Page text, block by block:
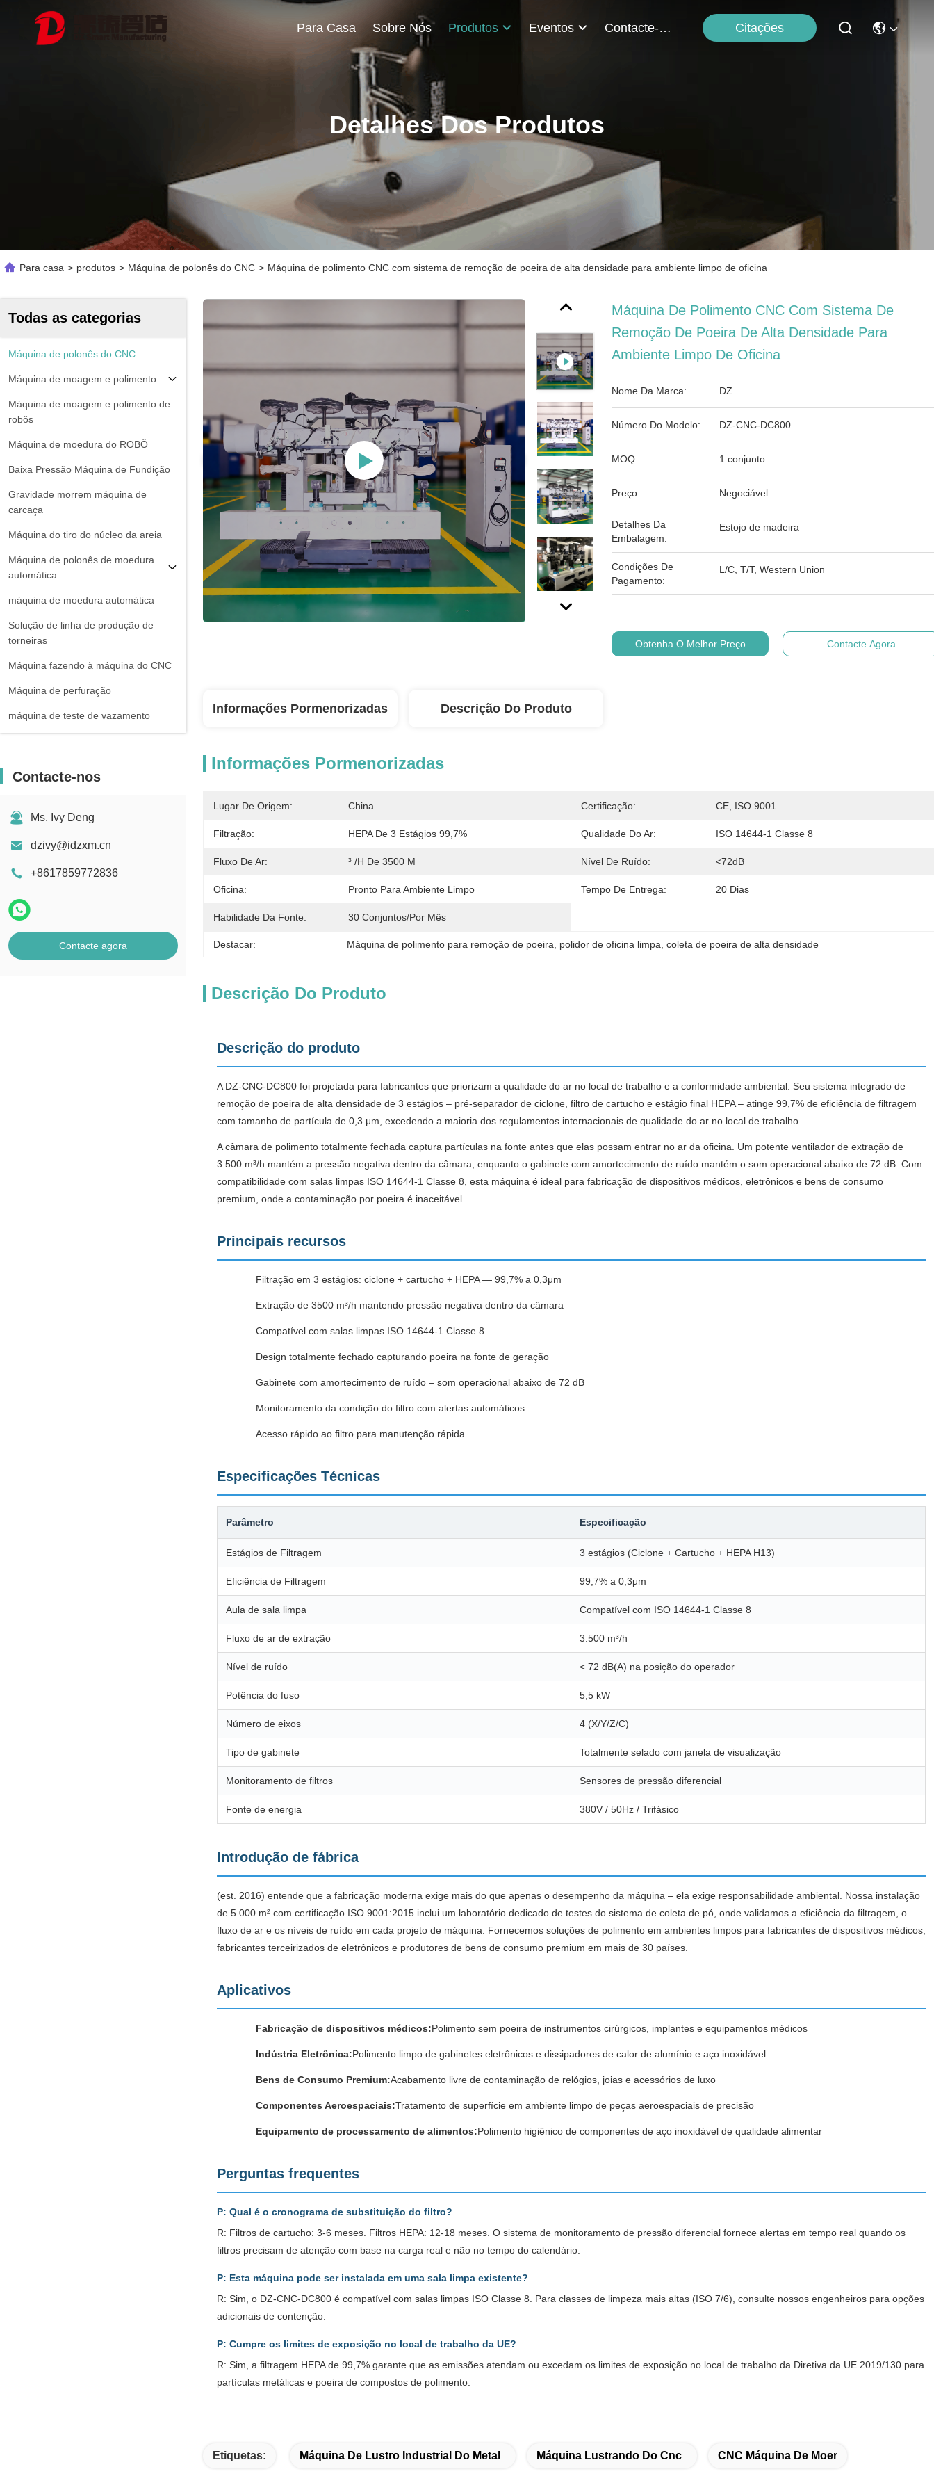
Para Casa Sobre Nós Produtos Eventos Contacte-Nos Citações
Detalhes Dos Produtos
Para casa > produtos > Máquina de polonês do CNC > Máquina de polimento CNC com sistema de remoção de poeira de alta densidade para ambiente limpo de oficina
Todas as categorias
Máquina de polonês do CNC
Máquina de moagem e polimento
Máquina de moagem e polimento de
robôs
Máquina de moedura do ROBÔ
Baixa Pressão Máquina de Fundição
Gravidade morrem máquina de
carcaça
Máquina do tiro do núcleo da areia
Máquina de polonês de moedura
automática
máquina de moedura automática
Solução de linha de produção de
torneiras
Máquina fazendo à máquina do CNC
Máquina de perfuração
máquina de teste de vazamento
Contacte-nos
Ms. Ivy Deng
dzivy@idzxm.cn
+8617859772836
Contacte agora
Máquina De Polimento CNC Com Sistema De
Remoção De Poeira De Alta Densidade Para
Ambiente Limpo De Oficina
Nome Da Marca: DZ
Número Do Modelo: DZ-CNC-DC800
MOQ: 1 conjunto
Preço: Negociável
Detalhes Da
Embalagem:
Estojo de madeira
Condições De
Pagamento:
L/C, T/T, Western Union
Obtenha O Melhor Preço Contacte Agora
Informações Pormenorizadas Descrição Do Produto
Informações Pormenorizadas
Lugar De Origem: China Certificação: CE, ISO 9001
Filtração: HEPA De 3 Estágios 99,7% Qualidade Do Ar: ISO 14644-1 Classe 8
Fluxo De Ar: ³ /h De 3500 M Nível De Ruído: <72dB
Oficina: Pronto Para Ambiente Limpo Tempo De Entrega: 20 Dias
Habilidade Da Fonte: 30 Conjuntos/por Mês
Destacar: Máquina de polimento para remoção de poeira polidor de oficina limpa , coleta de poeira de alta densidade
Descrição Do Produto
Descrição do produto
A DZ-CNC-DC800 foi projetada para fabricantes que priorizam a qualidade do ar no local de trabalho e a conformidade ambiental. Seu sistema integrado de
remoção de poeira de alta densidade de 3 estágios – pré-separador de ciclone, filtro de cartucho e estágio final HEPA – atinge 99,7% de eficiência de filtragem
com tamanho de partícula de 0,3 μm, excedendo a maioria dos regulamentos internacionais de qualidade do ar no local de trabalho.
A câmara de polimento totalmente fechada captura partículas na fonte antes que elas possam entrar no ar da oficina. Um potente ventilador de extração de
3.500 m³/h mantém a pressão negativa dentro da câmara, enquanto o gabinete com amortecimento de ruído mantém o som operacional abaixo de 72 dB. Com
compatibilidade com salas limpas ISO 14644-1 Classe 8, esta máquina é ideal para fabricação de dispositivos médicos, eletrônicos e bens de consumo
premium, onde a contaminação por poeira é inaceitável.
Principais recursos
Filtração em 3 estágios: ciclone + cartucho + HEPA — 99,7% a 0,3μm
Extração de 3500 m³/h mantendo pressão negativa dentro da câmara
Compatível com salas limpas ISO 14644-1 Classe 8
Design totalmente fechado capturando poeira na fonte de geração
Gabinete com amortecimento de ruído – som operacional abaixo de 72 dB
Monitoramento da condição do filtro com alertas automáticos
Acesso rápido ao filtro para manutenção rápida
Especificações Técnicas
Parâmetro Especificação
Estágios de Filtragem 3 estágios (Ciclone + Cartucho + HEPA H13)
Eficiência de Filtragem 99,7% a 0,3μm
Aula de sala limpa Compatível com ISO 14644-1 Classe 8
Fluxo de ar de extração 3.500 m³/h
Nível de ruído < 72 dB(A) na posição do operador
Potência do fuso 5,5 kW
Número de eixos 4 (X/Y/Z/C)
Tipo de gabinete Totalmente selado com janela de visualização
Monitoramento de filtros Sensores de pressão diferencial
Fonte de energia 380V / 50Hz / Trifásico
Introdução de fábrica
(est. 2016) entende que a fabricação moderna exige mais do que apenas o desempenho da máquina – ela exige responsabilidade ambiental. Nossa instalação
de 5.000 m² com certificação ISO 9001:2015 inclui um laboratório dedicado de testes do sistema de coleta de pó, onde validamos a eficiência da filtragem, o
fluxo de ar e os níveis de ruído em cada projeto de máquina. Fornecemos soluções de polimento em ambientes limpos para fabricantes de dispositivos médicos,
fabricantes terceirizados de eletrônicos e produtores de bens de consumo premium em mais de 30 países.
Aplicativos
Fabricação de dispositivos médicos:Polimento sem poeira de instrumentos cirúrgicos, implantes e equipamentos médicos
Indústria Eletrônica:Polimento limpo de gabinetes eletrônicos e dissipadores de calor de alumínio e aço inoxidável
Bens de Consumo Premium:Acabamento livre de contaminação de relógios, joias e acessórios de luxo
Componentes Aeroespaciais:Tratamento de superfície em ambiente limpo de peças aeroespaciais de precisão
Equipamento de processamento de alimentos:Polimento higiênico de componentes de aço inoxidável de qualidade alimentar
Perguntas frequentes
P: Qual é o cronograma de substituição do filtro?
R: Filtros de cartucho: 3-6 meses. Filtros HEPA: 12-18 meses. O sistema de monitoramento de pressão diferencial fornece alertas em tempo real quando os
filtros precisam de atenção com base na carga real e não no tempo do calendário.
P: Esta máquina pode ser instalada em uma sala limpa existente?
R: Sim, o DZ-CNC-DC800 é compatível com salas limpas ISO Classe 8. Para classes de limpeza mais altas (ISO 7/6), consulte nossos engenheiros para opções
adicionais de contenção.
P: Cumpre os limites de exposição no local de trabalho da UE?
R: Sim, a filtragem HEPA de 99,7% garante que as emissões atendam ou excedam os limites de exposição no local de trabalho da Diretiva da UE 2019/130 para
partículas metálicas e poeira de compostos de polimento.
Etiquetas: Máquina De Lustro Industrial Do Metal Máquina Lustrando Do Cnc CNC Máquina De Moer